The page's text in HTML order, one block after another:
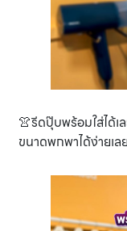
👚รีดปุ๊บพร้อมใส่ได้เ
ขนาดพกพาได้ง่ายเลย